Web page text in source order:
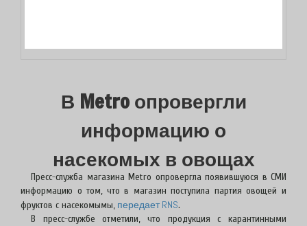
В Metro опровергли
информацию о
насекомых в овощах
Пресс-служба магазина Metro опровергла появившуюся в СМИ
информацию о том, что в магазин поступила партия овощей и
фруктов с насекомымы, передает RNS.
В пресс-службе отметили, что продукция с карантинными